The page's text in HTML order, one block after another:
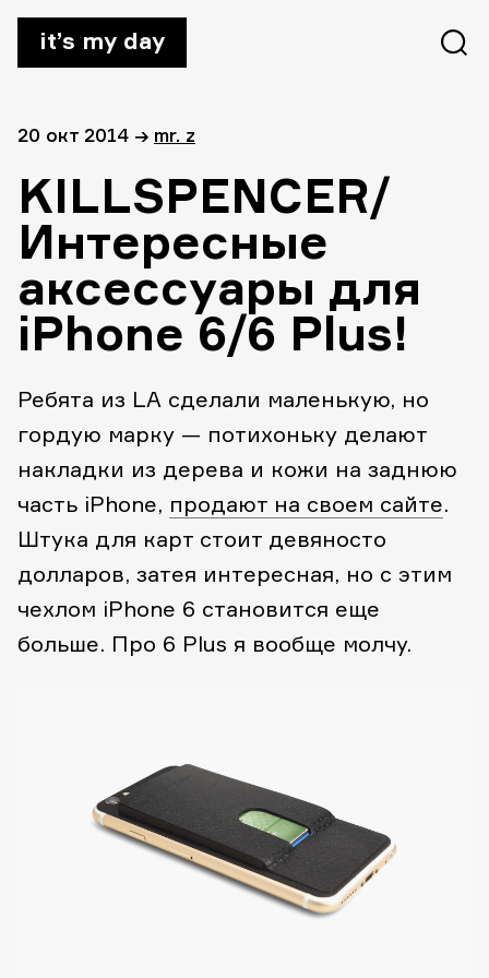
it’s my day
20 окт 2014 → mr. z
KILLSPENCER/
Интересные
аксессуары для
iPhone 6/6 Plus!
Ребята из LA сделали маленькую, но
гордую марку — потихоньку делают
накладки из дерева и кожи на заднюю
часть iPhone, продают на своем сайте.
Штука для карт стоит девяносто
долларов, затея интересная, но с этим
чехлом iPhone 6 становится еще
больше. Про 6 Plus я вообще молчу.